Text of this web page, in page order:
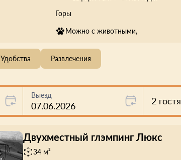
Горы
Можно с животными,
Удобства Развлечения
Выезд
07.06.2026 2 гостя
Двухместный глэмпинг Люкс
34 м²